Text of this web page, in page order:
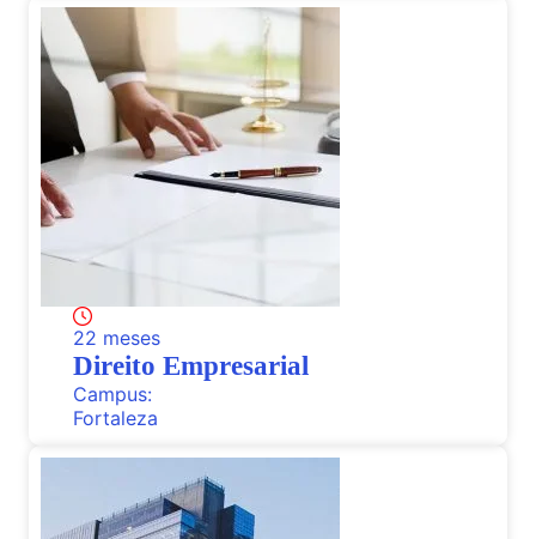
22 meses
Direito Empresarial
Campus:
Fortaleza